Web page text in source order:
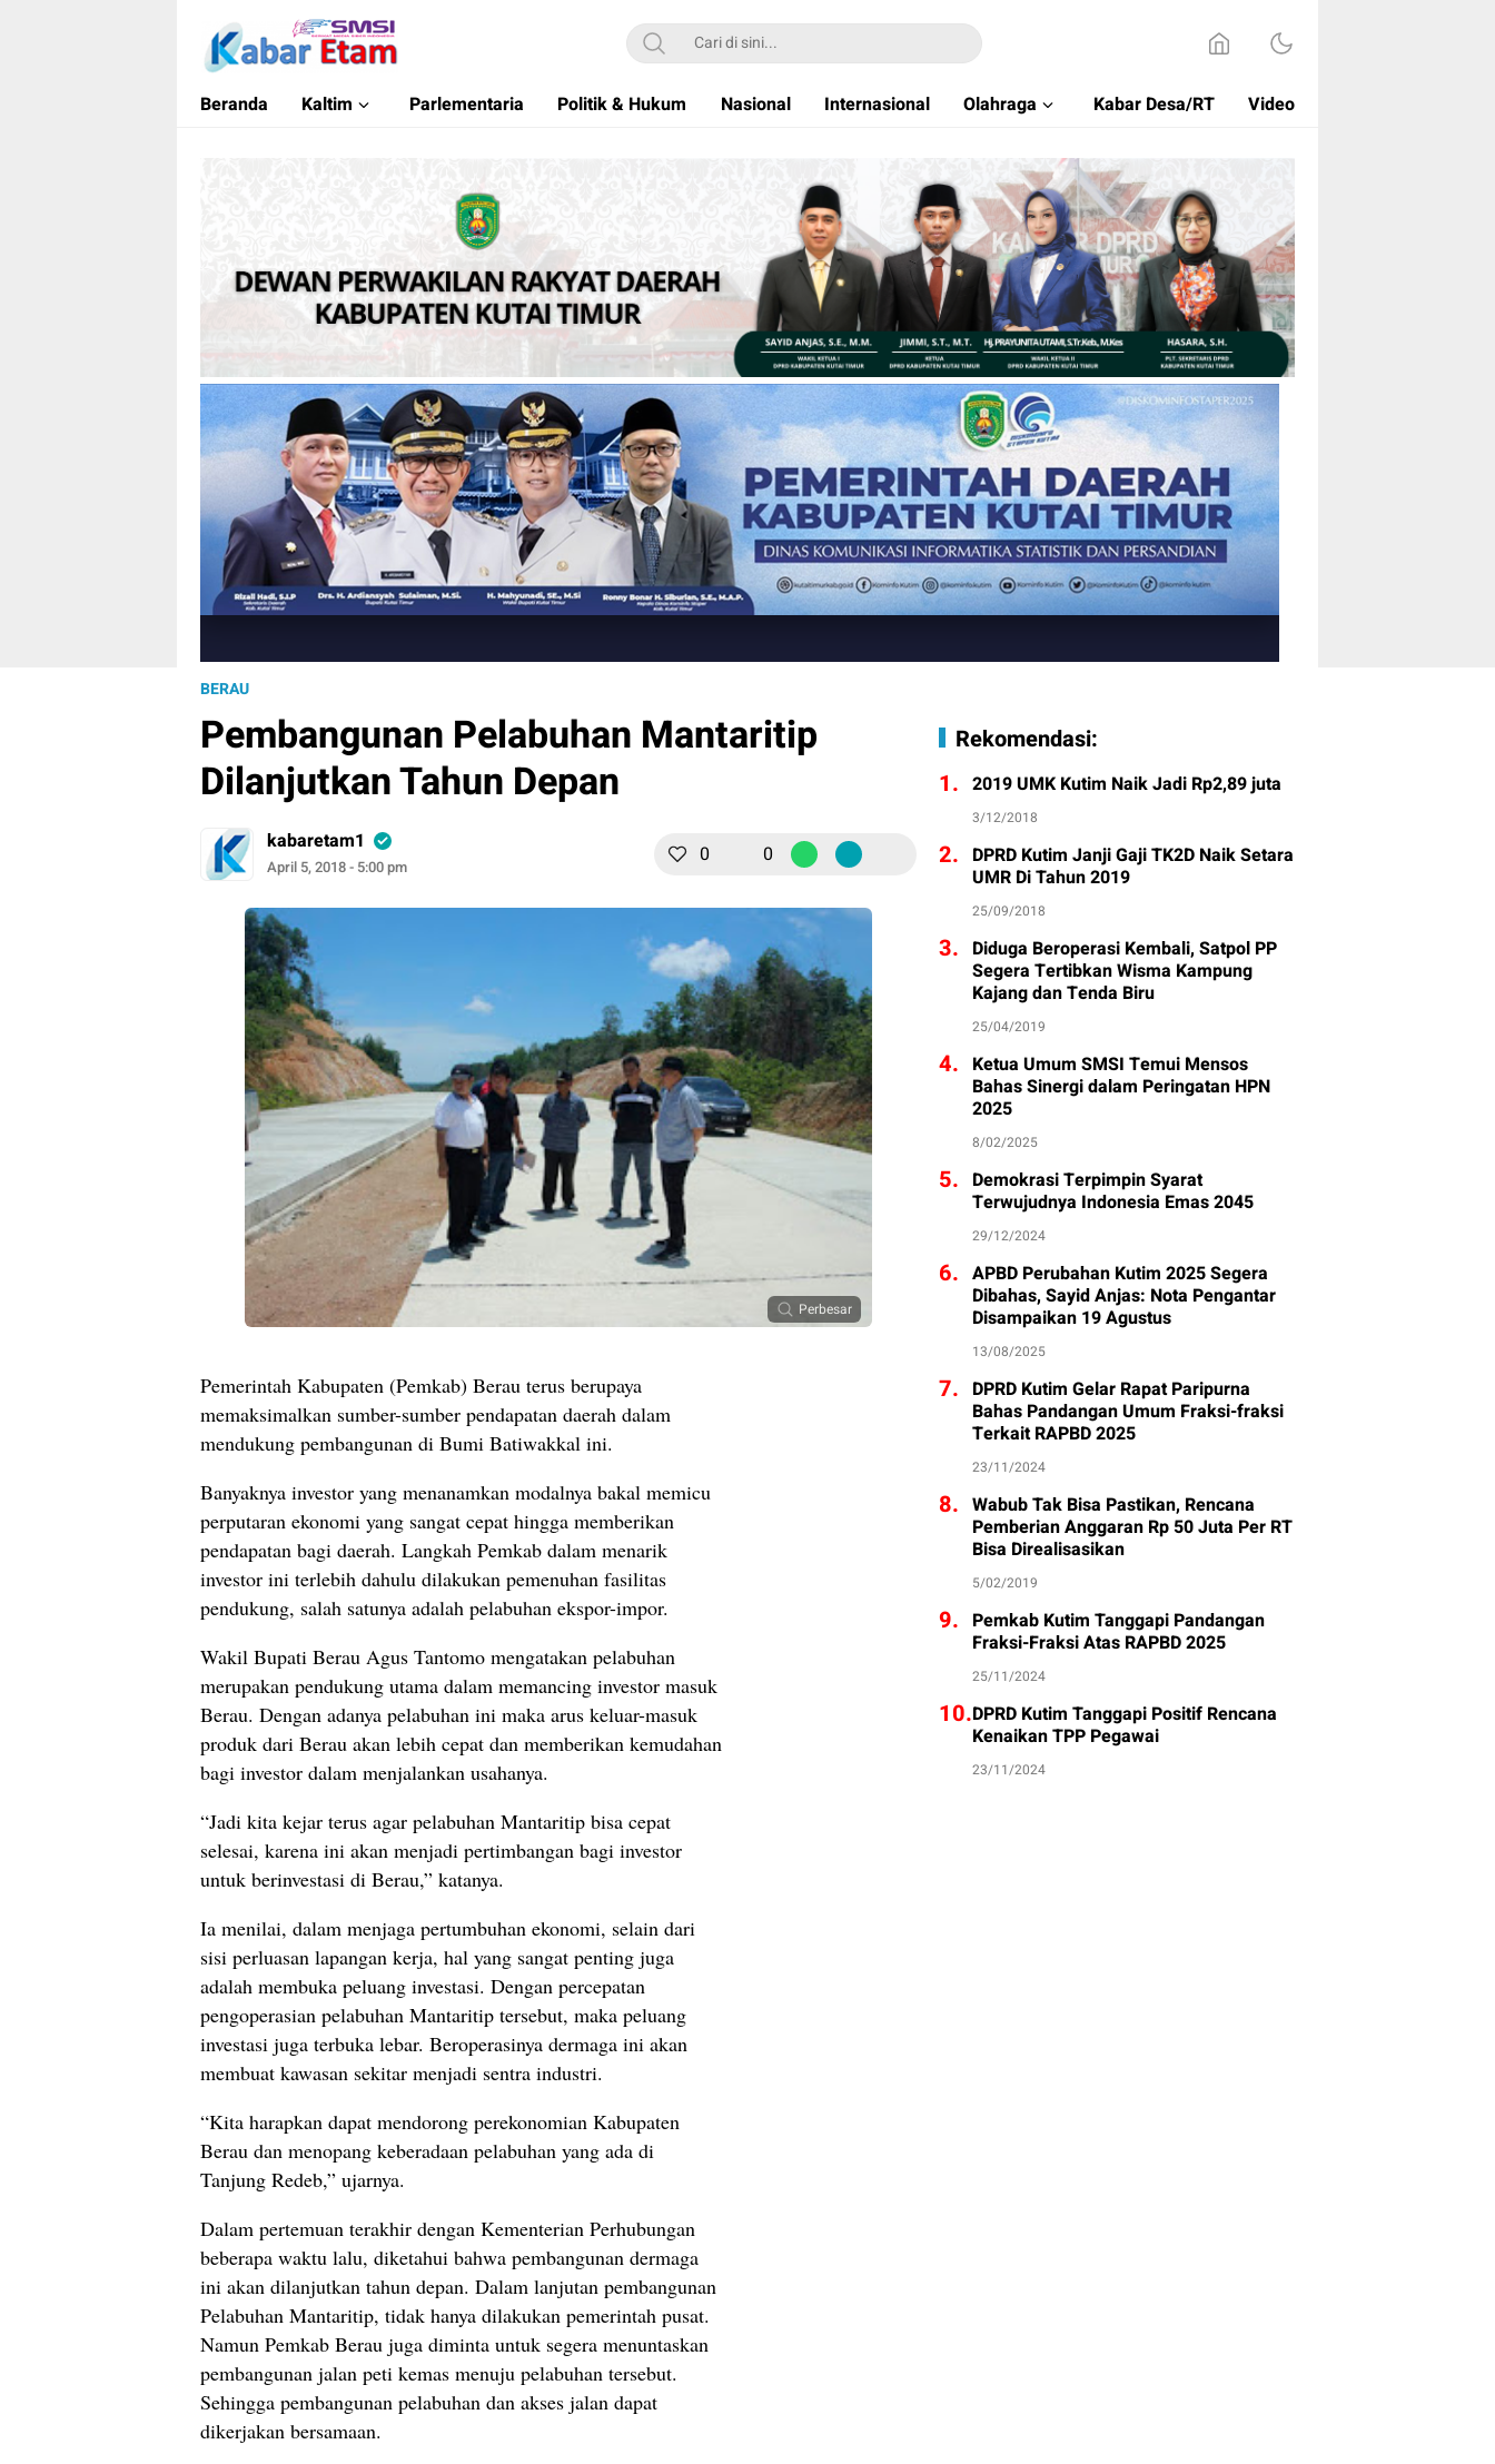
Kabar Etam
Akurat dan Terpercaya
Beranda Kaltim Parlementaria Politik & Hukum Nasional Internasional Olahraga Kabar Desa/RT Video
BERAU
Pembangunan Pelabuhan Mantaritip
Dilanjutkan Tahun Depan
kabaretam1
April 5, 2018 - 5:00 pm 0 0
Perbesar
Pemerintah Kabupaten (Pemkab) Berau terus berupaya
memaksimalkan sumber-sumber pendapatan daerah dalam
mendukung pembangunan di Bumi Batiwakkal ini.
Banyaknya investor yang menanamkan modalnya bakal memicu
perputaran ekonomi yang sangat cepat hingga memberikan
pendapatan bagi daerah. Langkah Pemkab dalam menarik
investor ini terlebih dahulu dilakukan pemenuhan fasilitas
pendukung, salah satunya adalah pelabuhan ekspor-impor.
Wakil Bupati Berau Agus Tantomo mengatakan pelabuhan
merupakan pendukung utama dalam memancing investor masuk
Berau. Dengan adanya pelabuhan ini maka arus keluar-masuk
produk dari Berau akan lebih cepat dan memberikan kemudahan
bagi investor dalam menjalankan usahanya.
“Jadi kita kejar terus agar pelabuhan Mantaritip bisa cepat
selesai, karena ini akan menjadi pertimbangan bagi investor
untuk berinvestasi di Berau,” katanya.
Ia menilai, dalam menjaga pertumbuhan ekonomi, selain dari
sisi perluasan lapangan kerja, hal yang sangat penting juga
adalah membuka peluang investasi. Dengan percepatan
pengoperasian pelabuhan Mantaritip tersebut, maka peluang
investasi juga terbuka lebar. Beroperasinya dermaga ini akan
membuat kawasan sekitar menjadi sentra industri.
“Kita harapkan dapat mendorong perekonomian Kabupaten
Berau dan menopang keberadaan pelabuhan yang ada di
Tanjung Redeb,” ujarnya.
Dalam pertemuan terakhir dengan Kementerian Perhubungan
beberapa waktu lalu, diketahui bahwa pembangunan dermaga
ini akan dilanjutkan tahun depan. Dalam lanjutan pembangunan
Pelabuhan Mantaritip, tidak hanya dilakukan pemerintah pusat.
Namun Pemkab Berau juga diminta untuk segera menuntaskan
pembangunan jalan peti kemas menuju pelabuhan tersebut.
Sehingga pembangunan pelabuhan dan akses jalan dapat
dikerjakan bersamaan.
Rekomendasi:
1. 2019 UMK Kutim Naik Jadi Rp2,89 juta
3/12/2018
2. DPRD Kutim Janji Gaji TK2D Naik Setara
UMR Di Tahun 2019
25/09/2018
3. Diduga Beroperasi Kembali, Satpol PP
Segera Tertibkan Wisma Kampung
Kajang dan Tenda Biru
25/04/2019
4. Ketua Umum SMSI Temui Mensos
Bahas Sinergi dalam Peringatan HPN
2025
8/02/2025
5. Demokrasi Terpimpin Syarat
Terwujudnya Indonesia Emas 2045
29/12/2024
6. APBD Perubahan Kutim 2025 Segera
Dibahas, Sayid Anjas: Nota Pengantar
Disampaikan 19 Agustus
13/08/2025
7. DPRD Kutim Gelar Rapat Paripurna
Bahas Pandangan Umum Fraksi-fraksi
Terkait RAPBD 2025
23/11/2024
8. Wabub Tak Bisa Pastikan, Rencana
Pemberian Anggaran Rp 50 Juta Per RT
Bisa Direalisasikan
5/02/2019
9. Pemkab Kutim Tanggapi Pandangan
Fraksi-Fraksi Atas RAPBD 2025
25/11/2024
10.DPRD Kutim Tanggapi Positif Rencana
Kenaikan TPP Pegawai
23/11/2024